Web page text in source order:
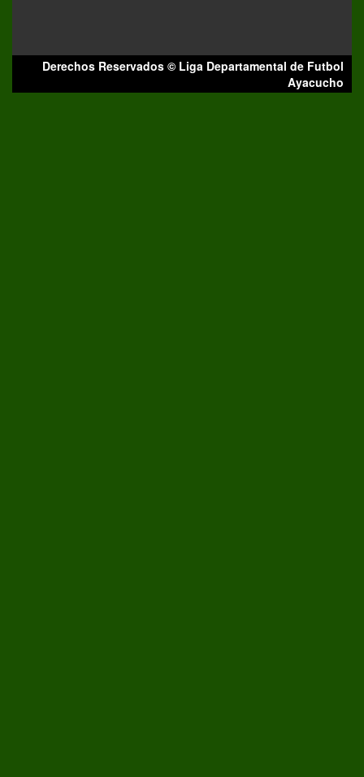
Derechos Reservados © Liga Departamental de Futbol
Ayacucho